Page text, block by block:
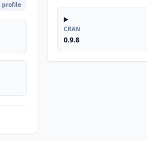
profile
CRAN
0.9.8